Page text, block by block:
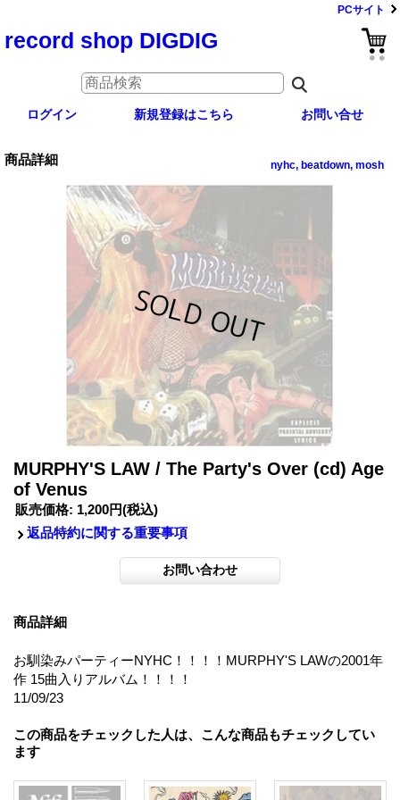
PCサイト
record shop DIGDIG
ログイン 新規登録はこちら お問い合せ
商品詳細 nyhc, beatdown, mosh
MURPHY'S LAW / The Party's Over (cd) Age
of Venus
販売価格: 1,200円(税込)
返品特約に関する重要事項
商品詳細
お馴染みパーティーNYHC！！！！MURPHY'S LAWの2001年
作 15曲入りアルバム！！！！
11/09/23
この商品をチェックした人は、こんな商品もチェックしてい
ます